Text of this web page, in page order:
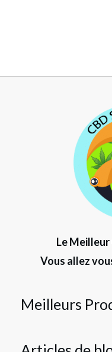
Le Meilleur
Vous allez
Meilleurs